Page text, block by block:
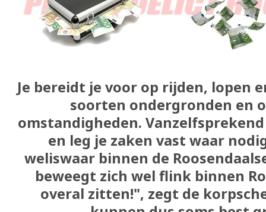
Je bereidt je voor op rijden, lopen
soorten ondergronden en
omstandigheden.
en leg je zaken vast waar
weliswaar binnen de
beweegt zich wel flink binnen
overal zitten!", zegt de